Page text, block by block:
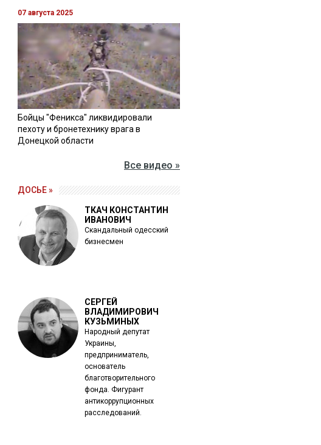
07 августа 2025
Бойцы "Феникса" ликвидировали
пехоту и бронетехнику врага в
Донецкой области
Все видео »
ДОСЬЕ »
ТКАЧ КОНСТАНТИН
ИВАНОВИЧ
Скандальный одесский
бизнесмен
СЕРГЕЙ
ВЛАДИМИРОВИЧ
КУЗЬМИНЫХ
Народный депутат
Украины,
предприниматель,
основатель
благотворительного
фонда. Фигурант
антикоррупционных
расследований.